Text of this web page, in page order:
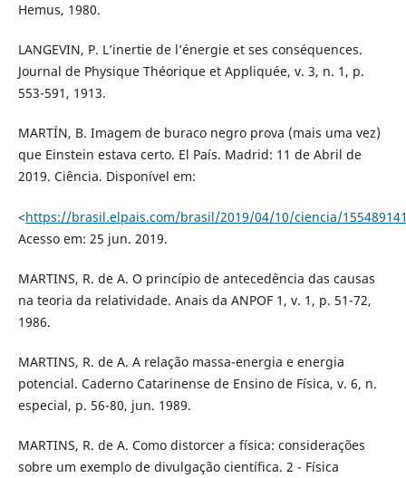
Hemus, 1980.
LANGEVIN, P. L’inertie de l’énergie et ses conséquences.
Journal de Physique Théorique et Appliquée, v. 3, n. 1, p.
553-591, 1913.
MARTÍN, B. Imagem de buraco negro prova (mais uma vez)
que Einstein estava certo. El País. Madrid: 11 de Abril de
2019. Ciência. Disponível em:
<https://brasil.elpais.com/brasil/2019/04/10/ciencia/
Acesso em: 25 jun. 2019.
MARTINS, R. de A. O princípio de antecedência das causas
na teoria da relatividade. Anais da ANPOF 1, v. 1, p. 51-72,
1986.
MARTINS, R. de A. A relação massa-energia e energia
potencial. Caderno Catarinense de Ensino de Física, v. 6, n.
especial, p. 56-80, jun. 1989.
MARTINS, R. de A. Como distorcer a física: considerações
sobre um exemplo de divulgação científica. 2 - Física